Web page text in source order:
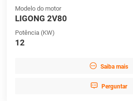
Modelo do motor
LIGONG 2V80
Potência (KW)
12
 Saiba mais
 Perguntar